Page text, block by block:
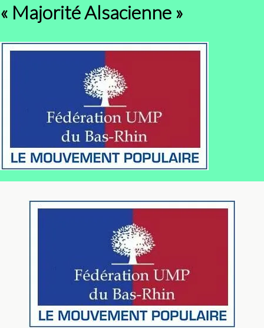
« Majorité Alsacienne »